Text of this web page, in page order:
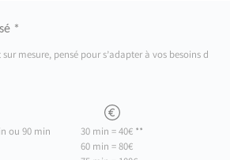
*
mesure, pensé pour s’adapter à vos besoins du
ou 90 min
30 min = 40€ **
60 min = 80€